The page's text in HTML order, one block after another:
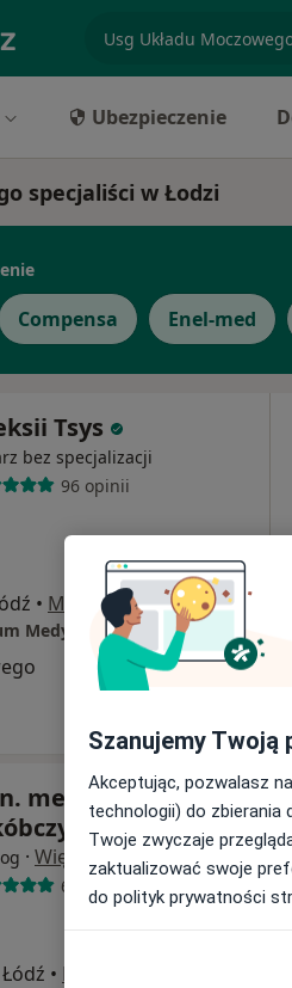
specjalizacja,
Ubezpieczenie
specjaliści w Łodzi
Compensa Enel-med
Tsys
bez specjalizacji
96 opinii
• Mapa
Medyczne
230 zł
med. Bartłomiej
· Więcej
697 opinii
• Mapa
Szanujemy Twoją
Akceptując, pozwalasz
technologii) do
Twoje zwyczaje
zaktualizować swoje
do polityk prywatności